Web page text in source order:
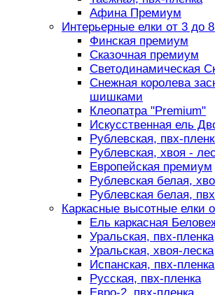
Афина Премиум
Интерьерные елки от 3 до
Финская премиум
Сказочная премиум
Светодинамическая
Снежная королева
шишками
Клеопатра "Premium"
Искусственная ель
Рублевская, пвх-
Рублевская, хвоя -
Европейская премиум
Рублевская белая,
Рублевская белая,
Каркасные высотные елки
Ель каркасная
Уральская, пвх-пленка
Уральская, хвоя-леска
Испанская, пвх-пленка
Русская, пвх-пленка